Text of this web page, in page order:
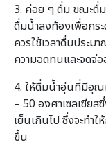
3. ค่อย ๆ ดื่ม ขณะดื่
ดื่มน้ำลงท้องเพื่อกร
ควรใช้เวลาดื่มประ
ความอดทนและจดจ่
4. ให้ดื่มน้ำอุ่นที่มีอุ
– 50 องศาเซลเซียส
เย็นเกินไป ซึ่งจะทำ
ขึ้น